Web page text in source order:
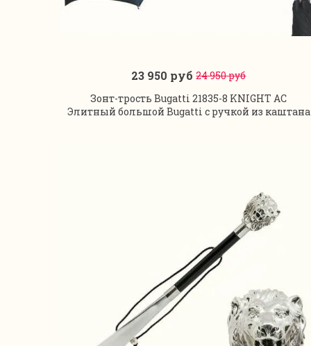
В корзину
23 950 руб24 950 руб
Зонт-трость Bugatti 21835-8 KNIGHT AC
Элитный большой Bugatti с ручкой из каштана